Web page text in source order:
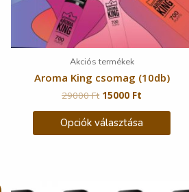
Akciós termékek
Aroma King csomag (10db)
29000Ft 15000 Ft
Opciók választása